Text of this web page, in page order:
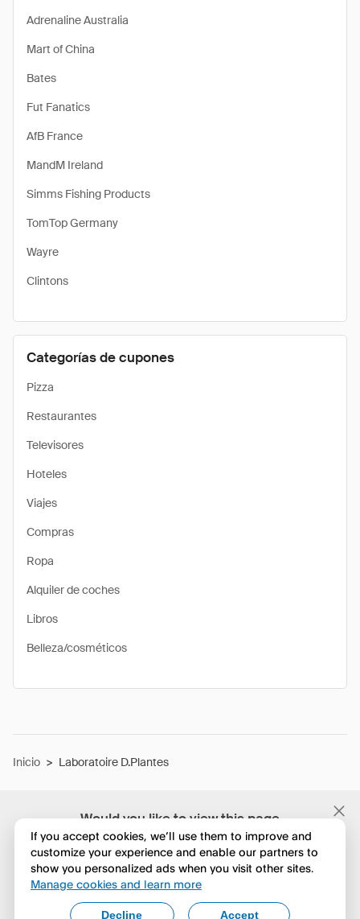
Would you like to view this page
in English?
No, seguir navegando
Yes, change to English
Adrenaline Australia
Mart of China
Bates
Fut Fanatics
AfB France
MandM Ireland
Simms Fishing Products
TomTop Germany
Wayre
Clintons
Categorías de cupones
Pizza
Restaurantes
Televisores
Hoteles
Viajes
Compras
Ropa
Alquiler de coches
Libros
Belleza/cosméticos
Inicio > Laboratoire D.Plantes
If you accept cookies, we’ll use them to improve and
customize your experience and enable our partners to
show you personalized ads when you visit other sites.
Manage cookies and learn more
Accept
Decline